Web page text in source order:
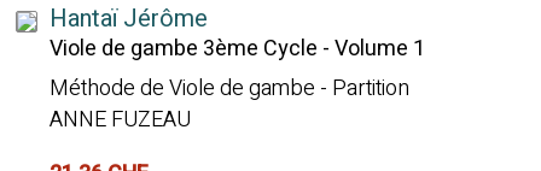
Hantaï Jérôme
Viole de gambe 3ème Cycle - Volume 1
Méthode de Viole de gambe - Partition
ANNE FUZEAU